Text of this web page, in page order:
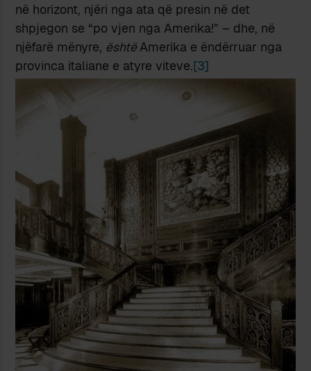
në horizont, njëri nga ata që presin në det
shpjegon se “po vjen nga Amerika!” – dhe, në
njëfarë mënyre, ështëAmerika e ëndërruar nga
provinca italiane e atyre viteve.[3]